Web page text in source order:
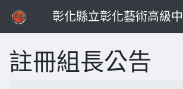
彰化縣立彰化藝術高級
註冊組長公告